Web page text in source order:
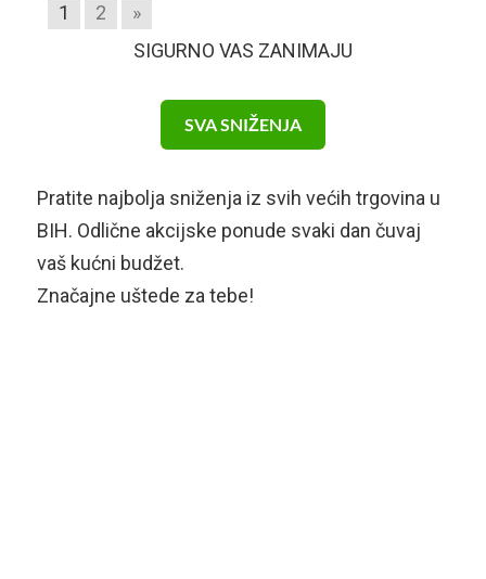
1 2
»
SIGURNO VAS ZANIMAJU
SVA SNIŽENJA
Pratite najbolja sniženja iz svih većih trgovina u
BIH. Odlične akcijske ponude svaki dan čuvaj
vaš kućni budžet.
Značajne uštede za tebe!